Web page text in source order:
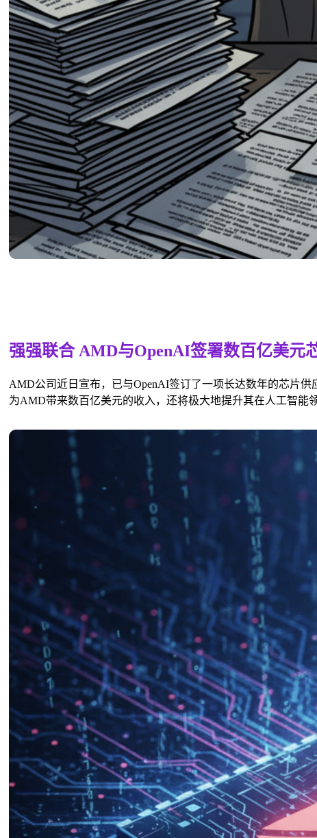
强强联合 AMD与OpenAI签署数百亿美元
AMD公司近日宣布，已与OpenAI签订了一项长达数年的芯片
为AMD带来数百亿美元的收入，还将极大地提升其在人工智能